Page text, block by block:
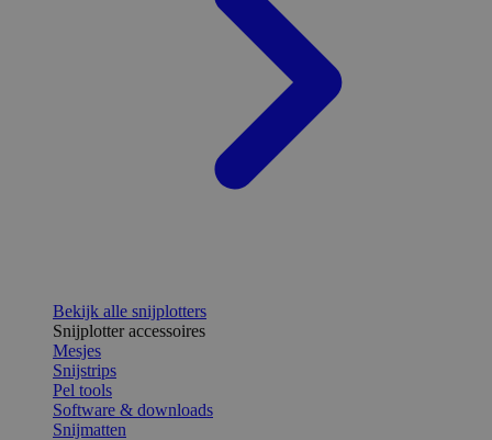
Bekijk alle snijplotters
Snijplotter accessoires
Mesjes
Snijstrips
Pel tools
Software & downloads
Snijmatten